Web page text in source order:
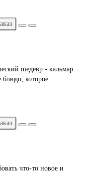
шедевр - кальмар
которое
что-то новое и